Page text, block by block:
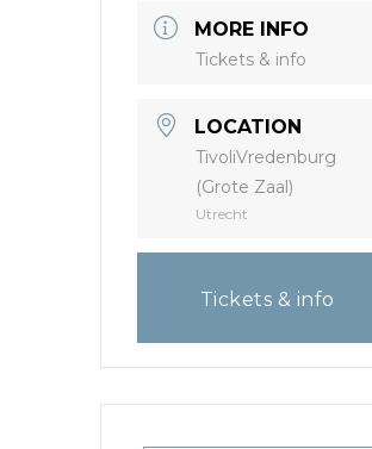
MORE INFO
Tickets & info
LOCATION
TivoliVredenburg
(Grote Zaal)
Utrecht
Tickets & info